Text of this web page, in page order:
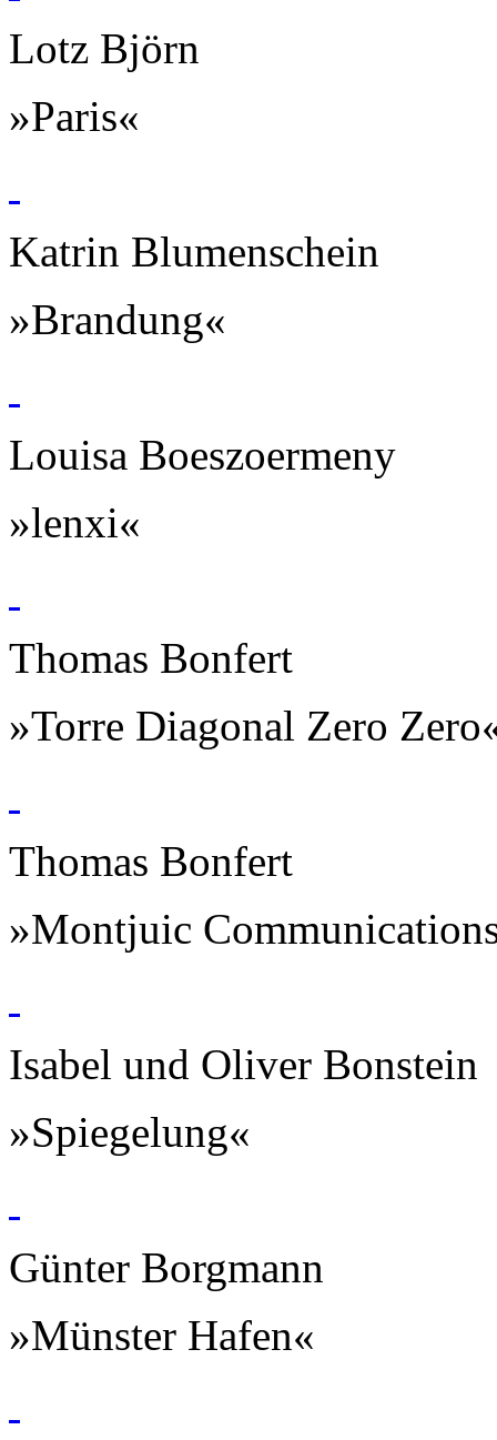
Lotz Björn
»Paris«
Katrin Blumenschein
»Brandung«
Louisa Boeszoermeny
»lenxi«
Thomas Bonfert
»Torre Diagonal Zero
Thomas Bonfert
»Montjuic
Isabel und Oliver Bonstein
»Spiegelung«
Günter Borgmann
»Münster Hafen«